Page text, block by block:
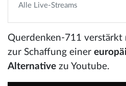
Alle Live-Streams
Querdenken-711
zur Schaffung einer
Alternative zu Youtube.